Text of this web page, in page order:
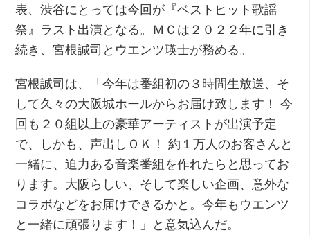
表、渋谷にとっては今回が『ベストヒット歌謡
祭』ラスト出演となる。ＭＣは２０２２年に引き
続き、宮根誠司とウエンツ瑛士が務める。
宮根誠司は、「今年は番組初の３時間生放送、そ
して久々の大阪城ホールからお届け致します！ 今
回も２０組以上の豪華アーティストが出演予定
で、しかも、声出しＯＫ！ 約１万人のお客さんと
一緒に、迫力ある音楽番組を作れたらと思ってお
ります。大阪らしい、そして楽しい企画、意外な
コラボなどをお届けできるかと。今年もウエンツ
と一緒に頑張ります！」と意気込んだ。